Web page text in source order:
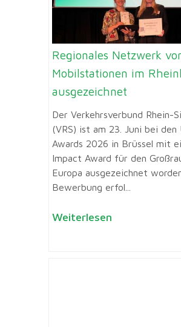
Regionales Netzwerk
Mobilstationen im
ausgezeichnet
Der Verkehrsverbund Rhein-
(VRS) ist am 23. Juni bei den
Awards 2026 in Brüssel mit
Impact Award für den
Europa ausgezeichnet
Bewerbung erfol...
Weiterlesen